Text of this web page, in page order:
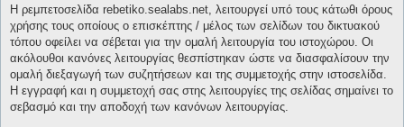
Η ρεμπετοσελίδα rebetiko.sealabs.net, λειτουργεί υπό τους κάτωθι όρους
χρήσης τους οποίους ο επισκέπτης / μέλος των σελίδων του δικτυακού
τόπου οφείλει να σέβεται για την ομαλή λειτουργία του ιστοχώρου. Οι
ακόλουθοι κανόνες λειτουργίας θεσπίστηκαν ώστε να διασφαλίσουν την
ομαλή διεξαγωγή των συζητήσεων και της συμμετοχής στην ιστοσελίδα.
Η εγγραφή και η συμμετοχή σας στης λειτουργίες της σελίδας σημαίνει το
σεβασμό και την αποδοχή των κανόνων λειτουργίας.